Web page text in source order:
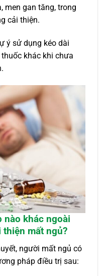
men gan tăng, trong
cải thiện.
ý sử dụng kéo dài
khác khi chưa
nào khác ngoài
mất ngủ?
người mất ngủ có
pháp điều trị sau: